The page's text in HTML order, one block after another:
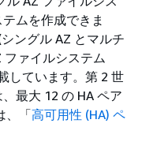
ムを作成できま
ングル AZ とマルチ
ァイルシステム
しています。第 2 世
最大 12 の HA ペア
、「高可用性 (HA) ペ